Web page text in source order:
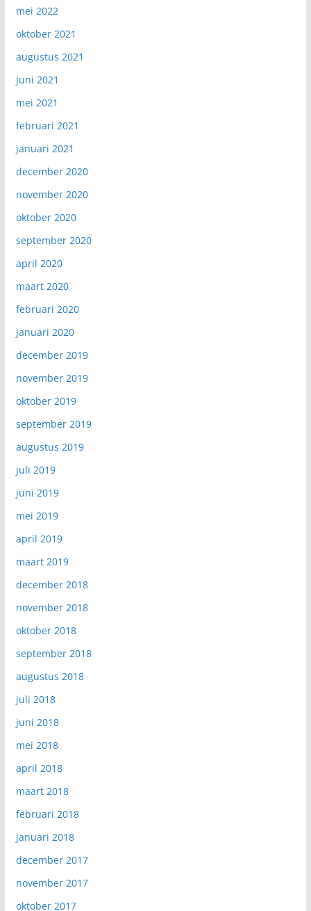
mei 2022
oktober 2021
augustus 2021
juni 2021
mei 2021
februari 2021
januari 2021
december 2020
november 2020
oktober 2020
september 2020
april 2020
maart 2020
februari 2020
januari 2020
december 2019
november 2019
oktober 2019
september 2019
augustus 2019
juli 2019
juni 2019
mei 2019
april 2019
maart 2019
december 2018
november 2018
oktober 2018
september 2018
augustus 2018
juli 2018
juni 2018
mei 2018
april 2018
maart 2018
februari 2018
januari 2018
december 2017
november 2017
oktober 2017